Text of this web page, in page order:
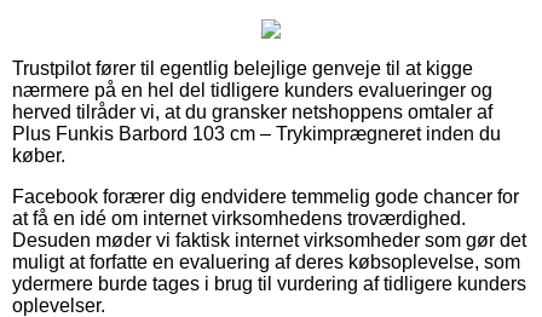
Trustpilot fører til egentlig belejlige genveje til at kigge
nærmere på en hel del tidligere kunders evalueringer og
herved tilråder vi, at du gransker netshoppens omtaler af
Plus Funkis Barbord 103 cm – Trykimprægneret inden du
køber.
Facebook forærer dig endvidere temmelig gode chancer for
at få en idé om internet virksomhedens troværdighed.
Desuden møder vi faktisk internet virksomheder som gør det
muligt at forfatte en evaluering af deres købsoplevelse, som
ydermere burde tages i brug til vurdering af tidligere kunders
oplevelser.